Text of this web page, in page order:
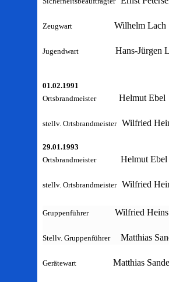
Zeugwart Wilhelm Lach
JugendwartHans-Jürgen
01.02.1991
OrtsbrandmeisterHelmut Ebel
stellv. Ortsbrandmeister Wilfried
29.01.1993
OrtsbrandmeisterHelmut Ebel
stellv. Ortsbrandmeister Wilfried
Gruppenführer Wilfried Heins
Stellv. GruppenführerMatthias
GerätewartMatthias